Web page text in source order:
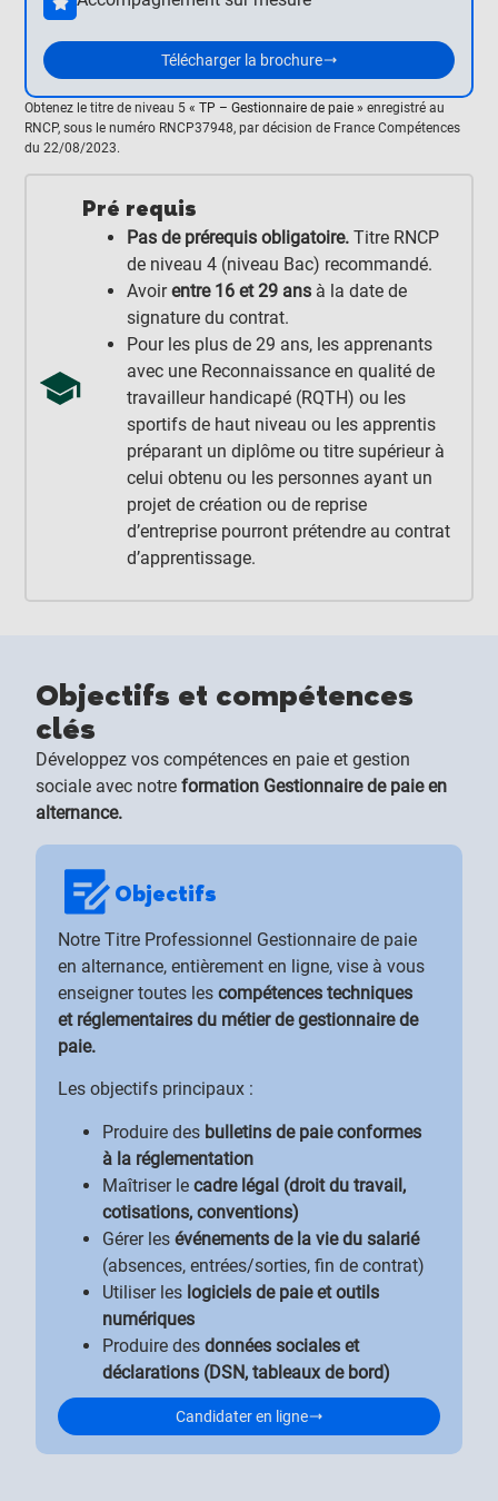
Télécharger la brochure
Obtenez le titre de niveau 5« TP – Gestionnaire de paie » enregistré au
RNCP, sous le numéro RNCP37948, par décision de France Compétences
du 22/08/2023.
Pré requis
Pas de prérequis obligatoire.Titre RNCP
de niveau 4 (niveau Bac) recommandé.
Avoirentre 16 et 29 ans à la date de
signature du contrat.
Pour les plus de 29 ans, les apprenants
avec une Reconnaissance en qualité de
travailleur handicapé (RQTH) ou les
sportifs de haut niveau ou les apprentis
préparant un diplôme ou titre supérieur à
celui obtenu ou les personnes ayant un
projet de création ou de reprise
d’entreprise pourront prétendre au contrat
d’apprentissage.
Objectifs et compétences
clés
Développez vos compétences en paie et gestion
sociale avec notreformation Gestionnaire de paie en
alternance.
Objectifs
Notre Titre Professionnel Gestionnaire de paie
en alternance, entièrement en ligne, vise à vous
enseigner toutes les compétences techniques
et réglementaires du métier de gestionnaire de
paie.
Les objectifs principaux :
Produire des bulletins de paie conformes
à la réglementation
Maîtriser le cadre légal (droit du travail,
cotisations, conventions)
Gérer les événements de la vie du salarié
(absences, entrées/sorties, fin de contrat)
Utiliser les logiciels de paie et outils
numériques
Produire des données sociales et
déclarations (DSN, tableaux de bord)
Candidater en ligne